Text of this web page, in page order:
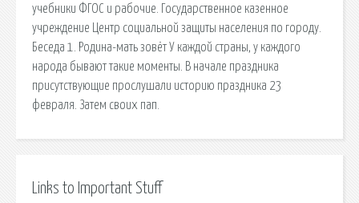
учебники ФГОС и рабочие. Государственное казенное
учреждение Центр социальной защиты населения по городу.
Беседа 1. Родина-мать зовёт У каждой страны, у каждого
народа бывают такие моменты. В начале праздника
присутствующие прослушали историю праздника 23
февраля. Затем своих пап.
Links to Important Stuff